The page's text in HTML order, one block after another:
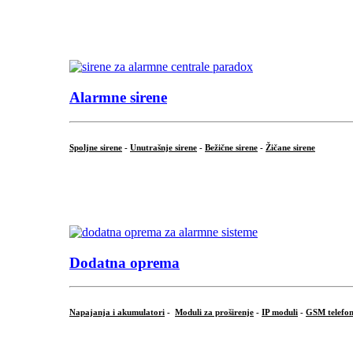
Alarmne sirene
Spoljne sirene - Unutrašnje sirene - Bežične sirene - Žičane sirene
Dodatna oprema
Napajanja i akumulatori - Moduli za proširenje - IP moduli - GSM